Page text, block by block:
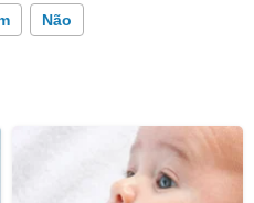
Não
incorreta
que procuro